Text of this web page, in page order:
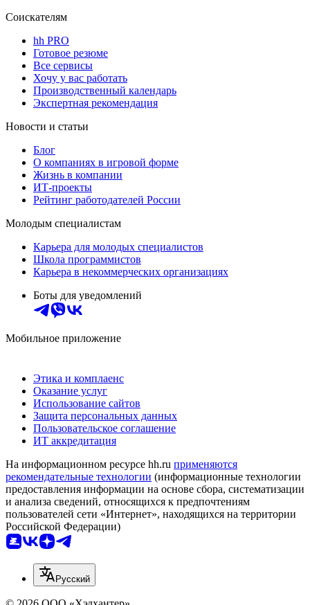
Соискателям
hh PRO
Готовое резюме
Все сервисы
Хочу у вас работать
Производственный календарь
Экспертная рекомендация
Новости и статьи
Блог
О компаниях в игровой форме
Жизнь в компании
ИТ-проекты
Рейтинг работодателей России
Молодым специалистам
Карьера для молодых специалистов
Школа программистов
Карьера в некоммерческих организациях
Боты для уведомлений
Мобильное приложение
Этика и комплаенс
Оказание услуг
Использование сайтов
Защита персональных данных
Пользовательское соглашение
ИТ аккредитация
На информационном ресурсе hh.ru применяются
рекомендательные технологии (информационные технологии
предоставления информации на основе сбора, систематизации
и анализа сведений, относящихся к предпочтениям
пользователей сети «Интернет», находящихся на территории
Российской Федерации)
Русский